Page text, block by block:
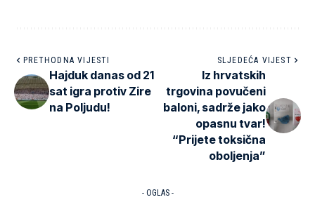
PRETHODNA VIJESTI
Hajduk danas od 21
sat igra protiv Zire
na Poljudu!
SLJEDEĆA VIJEST
Iz hrvatskih
trgovina povučeni
baloni, sadrže jako
opasnu tvar!
“Prijete toksična
oboljenja”
- OGLAS -